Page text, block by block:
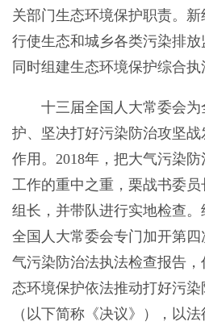
关部门生态环境保护职责。
行使生态和城乡各类污染排放
同时组建生态环境保护综合执
十三届全国人大常委会为
护、坚决打好污染防治攻坚
作用。2018年，把大气污染
工作的重中之重，栗战书委
组长，并带队进行实地检查
全国人大常委会专门加开第
气污染防治法执法检查报告
态环境保护依法推动打好污染
（以下简称《决议》），以